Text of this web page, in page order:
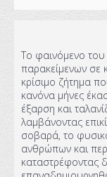
Το φαινόμενο
παρακείμενων σε
κρίσιμο ζήτημα
κανόνα μήνες
έξαρση και
λαμβάνοντας
σοβαρά, το
ανθρώπων και
καταστρέφοντας